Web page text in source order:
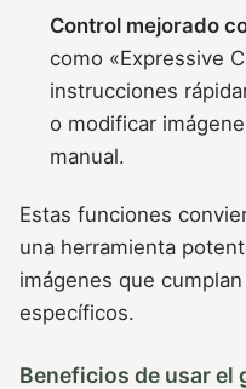
Control mejorado
como «Expressive
instrucciones
o modificar
manual.
Estas funciones
una herramienta
imágenes que
específicos.
Beneficios de usar el